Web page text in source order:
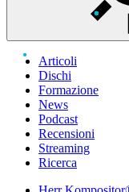
Articoli
Dischi
Formazione
News
Podcast
Recensioni
Streaming
Ricerca